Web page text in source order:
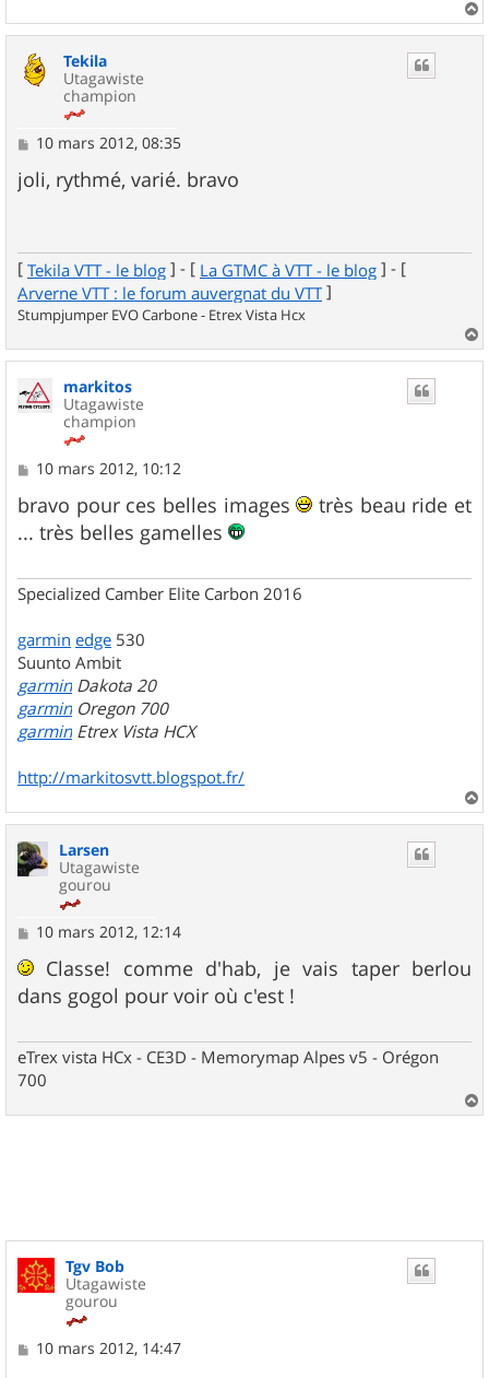
a
Tekila
Utagawiste
champion
M
s
s
10 mars 2012, 08:35
joli, rythmé, varié. bravo
[ Tekila VTT - le blog ] - [ La GTMC à VTT - le blog ] - [
Arverne VTT : le forum auvergnat du VTT ]
Stumpjumper EVO Carbone - Etrex Vista Hcx
a
markitos
Utagawiste
champion
M
s
s
a
10 mars 2012, 10:12
bravo pour ces belles images
très beau ride et
... très belles gamelles
Specialized Camber Elite Carbon 2016
garmin edge 530
Suunto Ambit
garmin Dakota 20
garmin Oregon 700
garmin Etrex Vista HCX
http://markitosvtt.blogspot.fr/
a
Larsen
Utagawiste
gourou
M
s
a
10 mars 2012, 12:14
Classe! comme d'hab, je vais taper berlou
dans gogol pour voir où c'est !
eTrex vista HCx - CE3D - Memorymap Alpes v5 - Orégon
700
a
Tgv Bob
Utagawiste
gourou
M10 mars 2012, 14:47